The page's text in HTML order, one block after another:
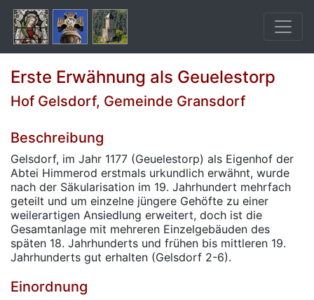
Erste Erwähnung als Geuelestorp
Hof Gelsdorf, Gemeinde Gransdorf
Beschreibung
Gelsdorf, im Jahr 1177 (Geuelestorp) als Eigenhof der
Abtei Himmerod erstmals urkundlich erwähnt, wurde
nach der Säkularisation im 19. Jahrhundert mehrfach
geteilt und um einzelne jüngere Gehöfte zu einer
weilerartigen Ansiedlung erweitert, doch ist die
Gesamtanlage mit mehreren Einzelgebäuden des
späten 18. Jahrhunderts und frühen bis mittleren 19.
Jahrhunderts gut erhalten (Gelsdorf 2-6).
Einordnung